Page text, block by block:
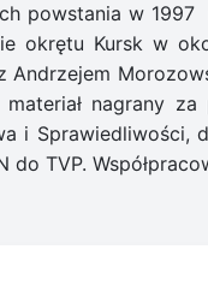
powstania w
okrętu Kursk w
nagrany
i Sprawiedliwości,
TVP.